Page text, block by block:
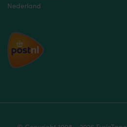
Nederland